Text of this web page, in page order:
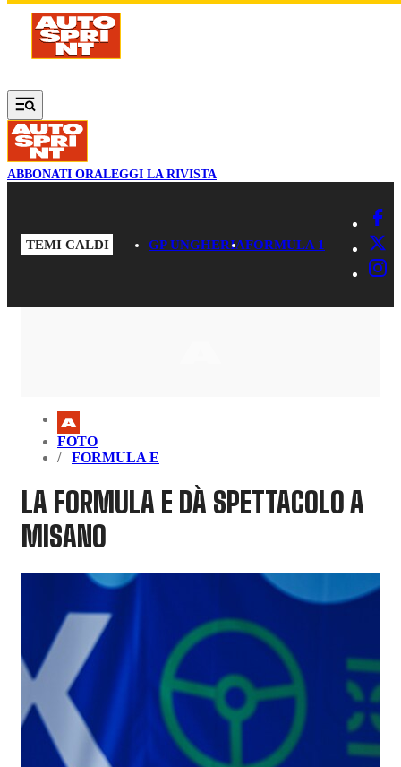
Vai al contenuto principale
ABBONATI ORALEGGI LA RIVISTA
TEMI CALDI GP UNGHERIAFORMULA 1
FOTO
FORMULA E
LA FORMULA E DÀ SPETTACOLO A
MISANO